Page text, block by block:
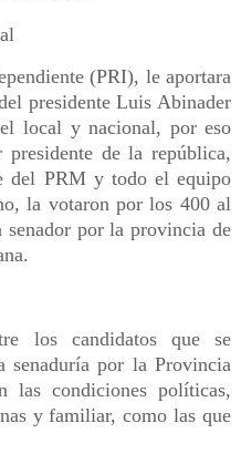
(PRI), le aportara
presidente Luis Abinader
local y nacional, por eso
de la república,
del PRM y todo el equipo
la votaron por los 400 al
senador por la provincia de
los candidatos que se
senaduría por la Provincia
las condiciones políticas,
y familiar, como las que